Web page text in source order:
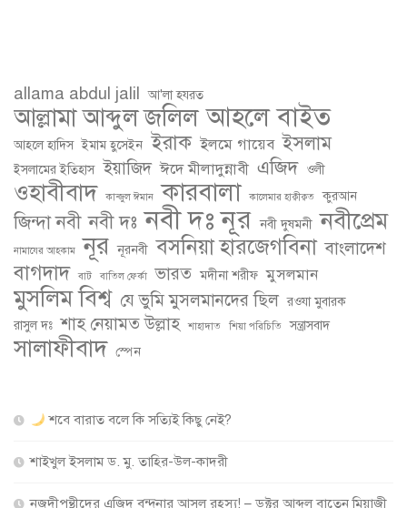
allama abdul jalil আ'লা হযরত
আল্লামা আব্দুল জলিল আহলে বাইত
আহলে হাদিস ইমাম হুসেইন ইরাক ইলমে গায়েব ইসলাম
ইসলামের ইতিহাস ইয়াজিদ ঈদে মীলাদুন্নাবী এজিদ ওলী
ওহাবীবাদ কান্জুল ঈমান কারবালা কালেমার হাক্বীক্বত কুরআন
জিন্দা নবী নবী দঃ নবী দঃ নূর নবী দুষমনী নবীপ্রেম
নামাযের আহকাম নূর নূরনবী বসনিয়া হারজেগবিনা বাংলাদেশ
বাগদাদ বাট বাতিল ফের্কা ভারত মদীনা শরীফ মুসলমান
মুসলিম বিশ্ব যে ভুমি মুসলমানদের ছিল রওযা মুবারক
রাসুল দঃ শাহ নেয়ামত উল্লাহ শাহাদাত শিয়া পরিচিতি সন্ত্রাসবাদ
সালাফীবাদ স্পেন
শবে বারাত বলে কি সত্যিই কিছু নেই?
শাইখুল ইসলাম ড. মু. তাহির-উল-কাদরী
নজদীপন্থীদের এজিদ বন্দনার আসল রহস্য! – ডক্টর আব্দুল বাতেন মিয়াজী